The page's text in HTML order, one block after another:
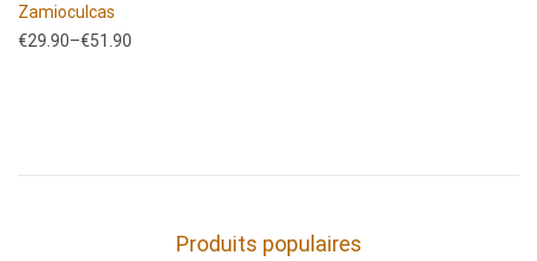
Zamioculcas
€29.90–€51.90
Produits populaires